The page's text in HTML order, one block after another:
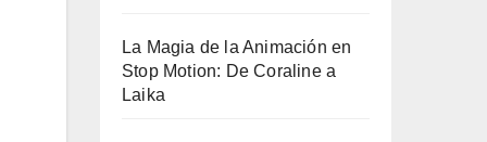
La Magia de la Animación en
Stop Motion: De Coraline a
Laika